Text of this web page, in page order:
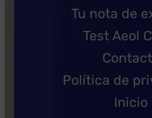
Tu nota de
Test Aeol
Política de
Inicio